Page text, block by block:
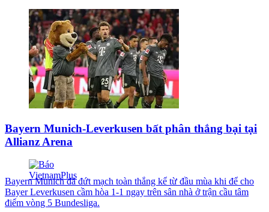
Bayern Munich-Leverkusen bất phân thắng bại tại
Allianz Arena
Bayern Munich đã đứt mạch toàn thắng kể từ đầu mùa khi để cho
Bayer Leverkusen cầm hòa 1-1 ngay trên sân nhà ở trận cầu tâm
điểm vòng 5 Bundesliga.